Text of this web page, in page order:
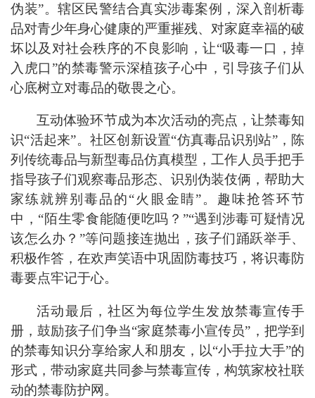
伪装”。辖区民警结合真实涉毒案例，深入剖析毒
品对青少年身心健康的严重摧残、 对家庭幸福的破
坏以及 对社会秩序的不良影响 ，让“吸毒一口，掉
入虎口”的禁毒警示深植孩子心中，引导孩子们从
心底树立对毒品的敬畏之心。
互动体验环节成为本次活动的亮点 ，让禁毒知
识“活起来”。 社区创新设置“仿真毒品识别站”，陈
列传统毒品与新型毒品仿真模型，工作人员手把手
指导孩子们观察毒品形态、识别伪装伎俩 ，帮助大
家练就辨别毒品的“火眼金睛”。趣味抢答环节
中， “陌生零食能随便吃吗？ ”“遇到涉毒可疑情况
该怎么办？ ”等问题接连抛出 ，孩子们踊跃举手、
积极作答， 在欢声笑语中巩固防毒技巧，将识毒防
毒要点牢记于心。
活动最后 ，社区为每位学生发放禁毒宣传手
册，鼓励孩子们争当“家庭禁毒小宣传员” ， 把学到
的禁毒知识分享给家人和朋友 ， 以“小手拉大手”的
形式，带动家庭共同参与禁毒宣传，构筑家校社联
动的禁毒防护网 。